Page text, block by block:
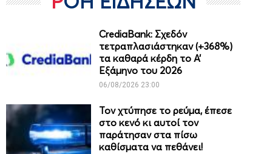
CrediaBank: Σχεδόν
τετραπλασιάστηκαν (+368%)
τα καθαρά κέρδη το Α’
Εξάμηνο του 2026
06/08/2026 23:00
Τον χτύπησε το ρεύμα, έπεσε
στο κενό κι αυτοί τον
παράτησαν στα πίσω
καθίσματα να πεθάνει!